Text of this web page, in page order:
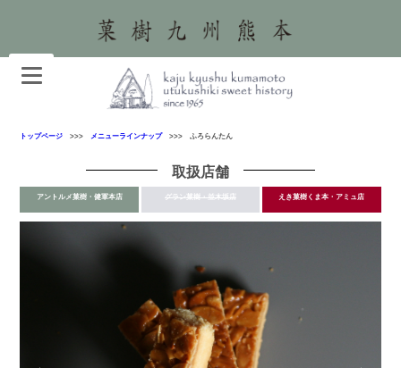
トップページ >>> メニューラインナップ>>> ふろらんたん
取扱店舗
アントルメ菓樹・健軍本店 グラン菓樹・並木坂店 えき菓樹くま本・アミュ店